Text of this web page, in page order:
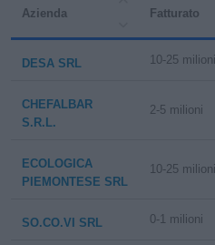
Azienda Fatturato
DESA SRL 10-25 milioni
CHEFALBAR
S.R.L.
2-5 milioni
ECOLOGICA
PIEMONTESE SRL
10-25 milioni
SO.CO.VI SRL 0-1 milioni